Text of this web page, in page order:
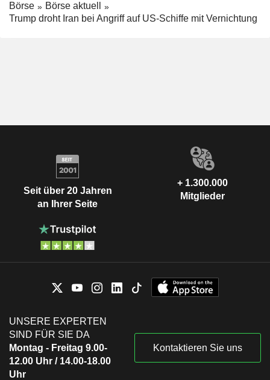
Börse
Börse aktuell
Trump droht Iran bei Angriff auf US-Schiffe mit Vernichtung
Seit über 20 Jahren
an Ihrer Seite
+ 1.300.000
Mitglieder
UNSERE EXPERTEN
SIND FÜR SIE DA
Montag - Freitag 9.00-
12.00 Uhr / 14.00-18.00
Uhr
Kontaktieren Sie uns